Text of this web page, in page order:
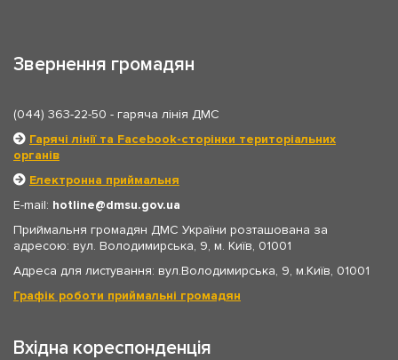
Звернення громадян
(044) 363-22-50 - гаряча лінія ДМС
Гарячі лінії та Facebook-сторінки територіальних
органів
Електронна приймальня
E-mail: hotline
dmsu.gov.ua
Приймальня громадян ДМС України розташована за
адресою: вул. Володимирська, 9, м. Київ, 01001
Адреса для листування: вул.Володимирська, 9, м.Київ, 01001
Графік роботи приймальні громадян
Вхідна кореспонденція